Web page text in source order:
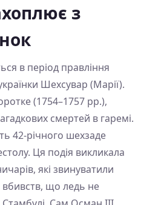
з
в період правління
Шехсувар (Марії).
(1754–1757 рр.),
смертей в гаремі.
42-річного шехзаде
Ця подія викликала
які звинуватили
вбивств, що ледь не